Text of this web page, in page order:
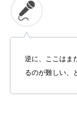
逆に、ここはま
るのが難しい、